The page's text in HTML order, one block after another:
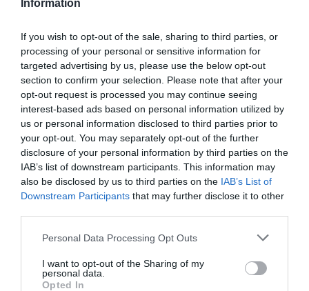
Information
If you wish to opt-out of the sale, sharing to third parties, or
processing of your personal or sensitive information for
targeted advertising by us, please use the below opt-out
section to confirm your selection. Please note that after your
opt-out request is processed you may continue seeing
interest-based ads based on personal information utilized by
us or personal information disclosed to third parties prior to
your opt-out. You may separately opt-out of the further
disclosure of your personal information by third parties on the
IAB’s list of downstream participants. This information may
also be disclosed by us to third parties on the IAB’s List of
Downstream Participants that may further disclose it to other
Personal Data Processing Opt Outs
I want to opt-out of the Sharing of my
personal data.
Opted In
kontrol zaručuje najvyššiu kvalitu týchto kolies.
0.0
0% zákazníkov odporúča produkt